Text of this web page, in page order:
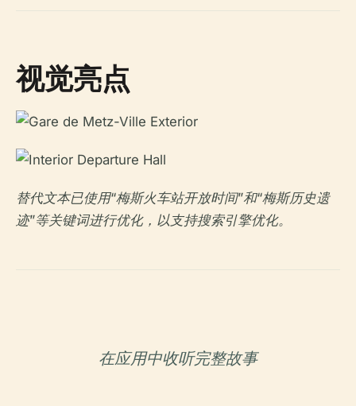
视觉亮点
替代文本已使用“梅斯火车站开放时间”和“梅斯历史遗
迹”等关键词进行优化，以支持搜索引擎优化。
在应用中收听完整故事